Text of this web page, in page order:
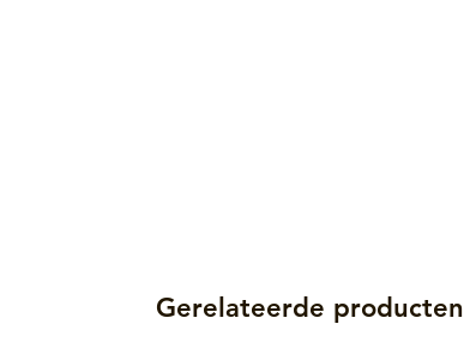
Gerelateerde producten